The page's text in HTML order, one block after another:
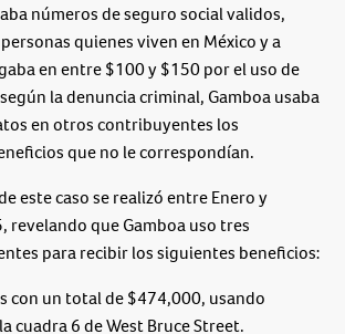
números de seguro social validos,
quienes viven en México y a
en entre $100 y $150 por el uso de
la denuncia criminal, Gamboa usaba
en otros contribuyentes los
que no le correspondían.
este caso se realizó entre Enero y
revelando que Gamboa uso tres
para recibir los siguientes beneficios:
con un total de $474,000, usando
cuadra 6 de West Bruce Street.